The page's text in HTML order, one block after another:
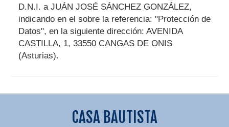
D.N.I. a JUÁN JOSÉ SÁNCHEZ GONZÁLEZ,
indicando en el sobre la referencia: "Protección de
Datos", en la siguiente dirección: AVENIDA
CASTILLA, 1, 33550 CANGAS DE ONIS
(Asturias).
CASA BAUTISTA